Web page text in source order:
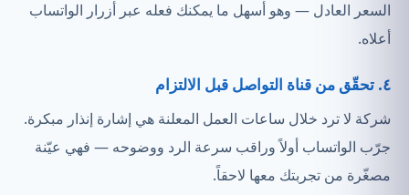
السعر العادل — وهو أسهل ما يمكنك فعله عبر أزرار الواتساب
أعلاه.
٤. تحقّق من قناة التواصل قبل الالتزام
شركة لا ترد خلال ساعات العمل المعلنة هي إشارة إنذار مبكرة.
جرّب الواتساب أولاً وراقب سرعة الرد ووضوحه — فهي عيّنة
مصغّرة من تجربتك معها لاحقاً.